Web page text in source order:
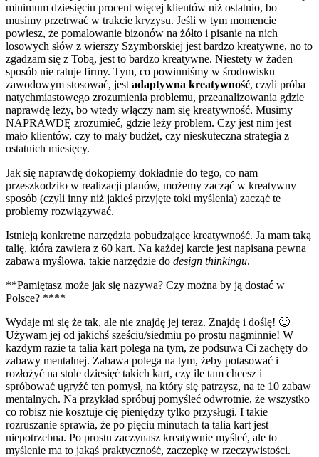
minimum dziesięciu procent więcej klientów niż ostatnio, bo
musimy przetrwać w trakcie kryzysu. Jeśli w tym momencie
powiesz, że pomalowanie bizonów na żółto i pisanie na nich
losowych słów z wierszy Szymborskiej jest bardzo kreatywne, no to
zgadzam się z Tobą, jest to bardzo kreatywne. Niestety w żaden
sposób nie ratuje firmy. Tym, co powinniśmy w środowisku
zawodowym stosować, jest adaptywna kreatywność, czyli próba
natychmiastowego zrozumienia problemu, przeanalizowania gdzie
naprawdę leży, bo wtedy włączy nam się kreatywność. Musimy
NAPRAWDĘ zrozumieć, gdzie leży problem. Czy jest nim jest
mało klientów, czy to mały budżet, czy nieskuteczna strategia z
ostatnich miesięcy.
Jak się naprawdę dokopiemy dokładnie do tego, co nam
przeszkodziło w realizacji planów, możemy zacząć w kreatywny
sposób (czyli inny niż jakieś przyjęte toki myślenia) zacząć te
problemy rozwiązywać.
Istnieją konkretne narzędzia pobudzające kreatywność. Ja mam taką
talię, która zawiera z 60 kart. Na każdej karcie jest napisana pewna
zabawa myślowa, takie narzędzie do design thinkingu.
**Pamiętasz może jak się nazywa? Czy można by ją dostać w
Polsce? ****
Wydaje mi się że tak, ale nie znajdę jej teraz. Znajdę i doślę! 🙂
Używam jej od jakichś sześciu/siedmiu po prostu nagminnie! W
każdym razie ta talia kart polega na tym, że podsuwa Ci zachęty do
zabawy mentalnej. Zabawa polega na tym, żeby potasować i
rozłożyć na stole dziesięć takich kart, czy ile tam chcesz i
spróbować ugryźć ten pomysł, na który się patrzysz, na te 10 zabaw
mentalnych. Na przykład spróbuj pomyśleć odwrotnie, że wszystko
co robisz nie kosztuje cię pieniędzy tylko przysługi. I takie
rozruszanie sprawia, że po pięciu minutach ta talia kart jest
niepotrzebna. Po prostu zaczynasz kreatywnie myśleć, ale to
myślenie ma to jakąś praktyczność, zaczepkę w rzeczywistości.